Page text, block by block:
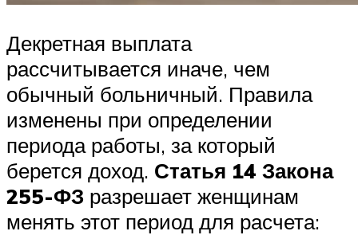
Декретная выплата
рассчитывается иначе, чем
обычный больничный. Правила
изменены при определении
периода работы, за который
берется доход. Статья 14 Закона
255-ФЗ разрешает женщинам
менять этот период для расчета: